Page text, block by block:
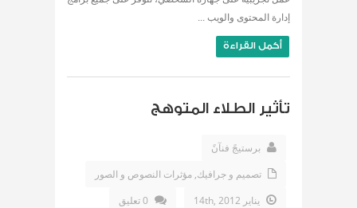
إدارة المحتوى والويب ...
أكمل القراءة
تأثير الطلاء المتوهج
برستيجً فنآنً
تصميم و جرافيك, مؤثرات النصوص و الصور
يناير 14th, 2012
0 تعليق